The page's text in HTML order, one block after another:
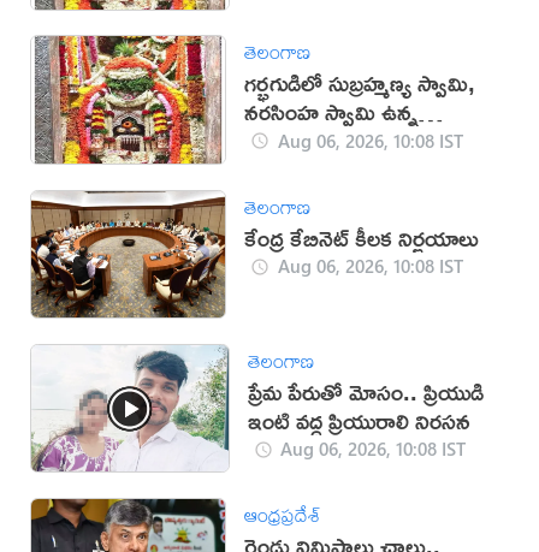
తెలంగాణ
గర్భగుడిలో సుబ్రహ్మణ్య స్వామి,
నరసింహ స్వామి ఉన్న
దేవాలయం ఇదే
Aug 06, 2026, 10:08 IST
తెలంగాణ
కేంద్ర కేబినెట్ కీలక నిర్ణయాలు
Aug 06, 2026, 10:08 IST
తెలంగాణ
ప్రేమ పేరుతో మోసం.. ప్రియుడి
ఇంటి వద్ద ప్రియురాలి నిరసన
Aug 06, 2026, 10:08 IST
ఆంధ్రప్రదేశ్